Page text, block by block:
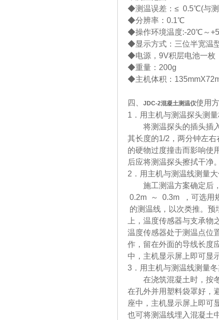
◆测温误差：≤ 0.5℃(与测
◆分辨率：0.1℃
◆操作环境温度:-20℃～
◆显示方式：三位半宽温
◆电源，9V积层电池一枚
◆重量：200g
◆主机体积：
四、 JDC-2混凝土测温仪使用
1．用主机与测温探头测
将测温探头的插头插入
其长度的1/2，两分钟左
的硬物过度撞击而影响使
后应将测温探头擦拭干净
2．用主机与测温线测量
施工测温方案确定后，
0.2m ～ 0.3m ，可选用
的测温线，以次类推。
上，温度传感器与支承
温度传感器处于测温点位
作，留在外面的导线长度
中，主机显示屏上即可
3．用主机与测温线测量
在浇筑混凝土时，按冬
在孔外并用塑料袋罩好，
座中，主机显示屏上即可
也可将测温线埋入混凝土